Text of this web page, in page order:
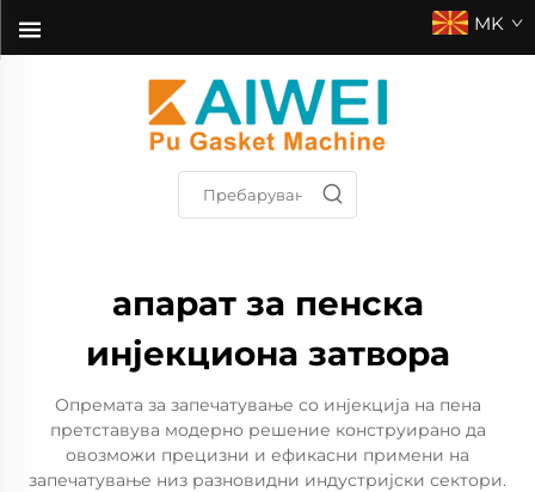
MK
апарат за пенска
инјекциона затвора
Опремата за запечатување со инјекција на пена
претставува модерно решение конструирано да
овозможи прецизни и ефикасни примени на
запечатување низ разновидни индустријски сектори.